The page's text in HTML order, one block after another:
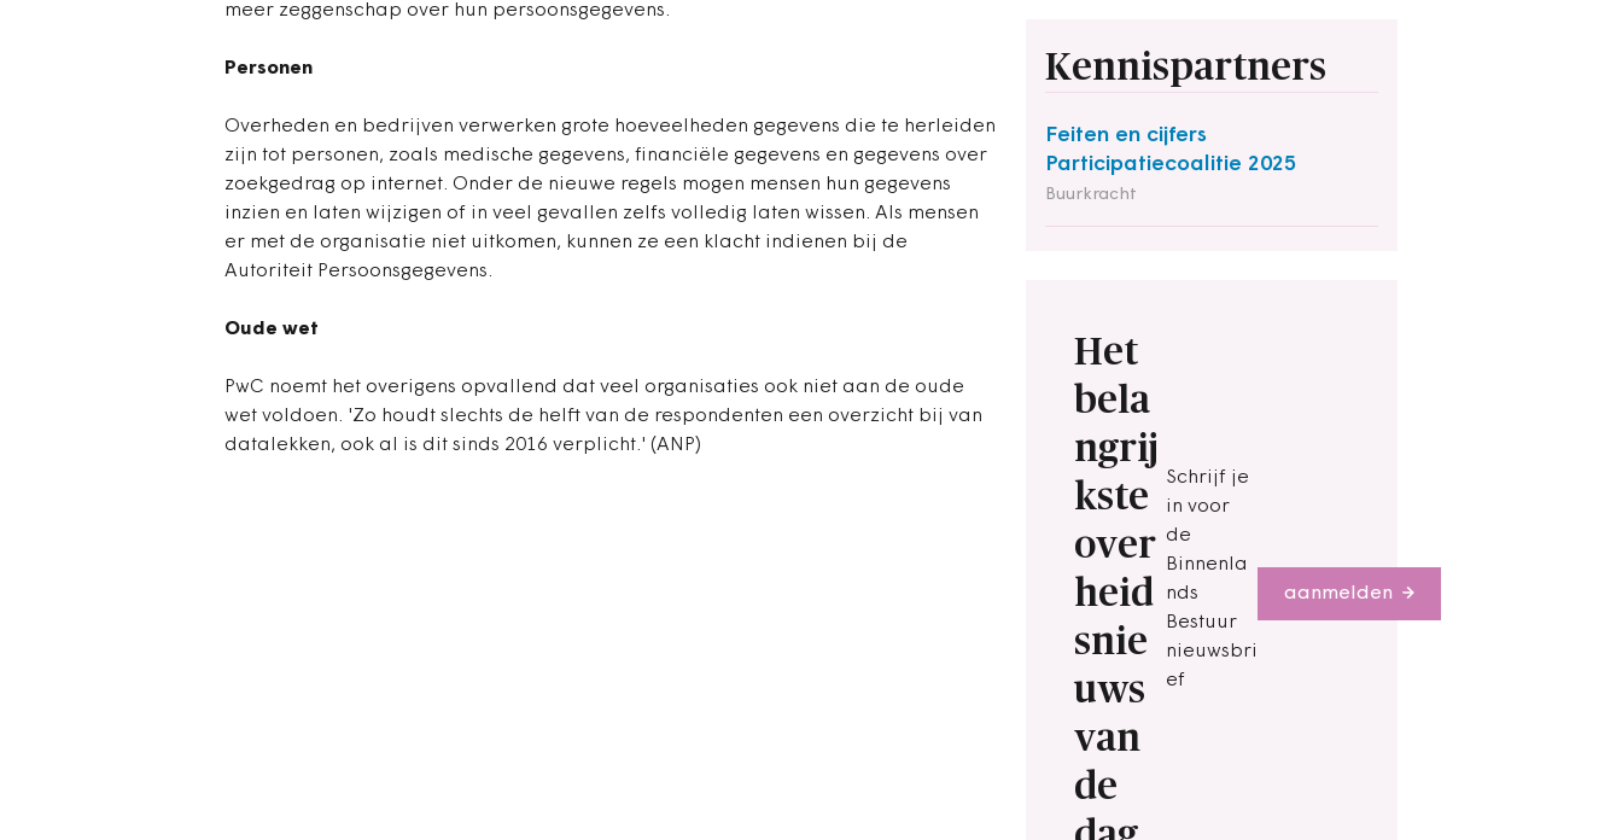
Kennispartners
Feiten en cijfers
Participatiecoalitie 2025
Buurkracht
Het
bela
ngrij
kste
over
heid
snie
uws
van
de
Schrijf je
in voor
de
Binnenla
nds
Bestuur
nieuwsbri
ef
aanmelden
meer zeggenschap over hun persoonsgegevens.
Personen
Overheden en bedrijven verwerken grote hoeveelheden gegevens die te herleiden
zijn tot personen, zoals medische gegevens, financiële gegevens en gegevens over
zoekgedrag op internet. Onder de nieuwe regels mogen mensen hun gegevens
inzien en laten wijzigen of in veel gevallen zelfs volledig laten wissen. Als mensen
er met de organisatie niet uitkomen, kunnen ze een klacht indienen bij de
Autoriteit Persoonsgegevens.
Oude wet
PwC noemt het overigens opvallend dat veel organisaties ook niet aan de oude
wet voldoen. 'Zo houdt slechts de helft van de respondenten een overzicht bij van
datalekken, ook al is dit sinds 2016 verplicht.' (ANP)